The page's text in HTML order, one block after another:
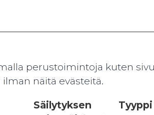
perustoimintoja kuten
näitä evästeitä.
Säilytyksen
Tyyppi